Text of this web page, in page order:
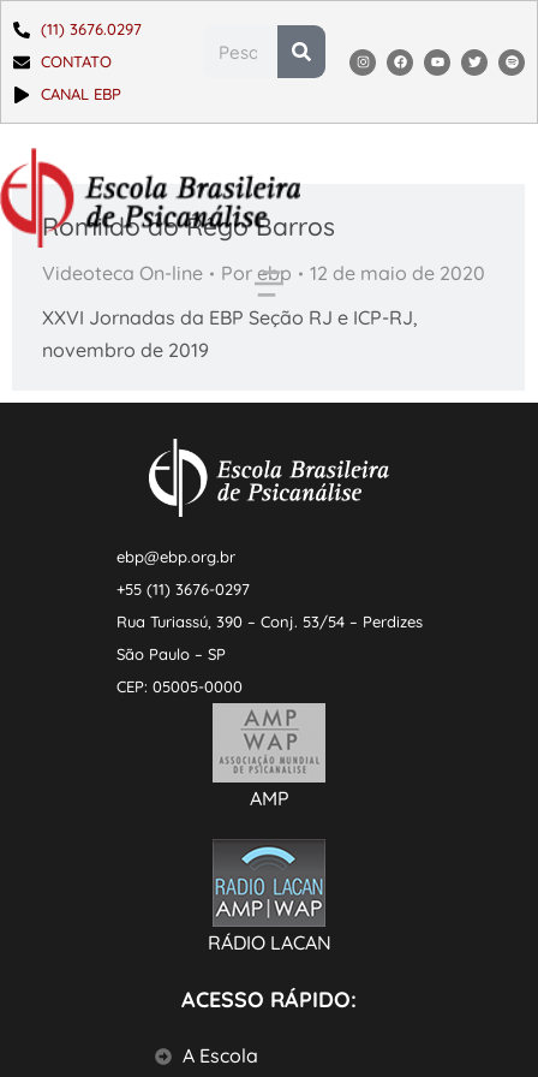
(11) 3676.0297
CONTATO
CANAL EBP
Romildo do Rêgo Barros
Videoteca On-line Por ebp
12 de maio de 2020
XXVI Jornadas da EBP Seção RJ e ICP-RJ,
novembro de 2019
ebp@ebp.org.br
+55 (11) 3676-0297
Rua Turiassú, 390 – Conj. 53/54 – Perdizes
São Paulo – SP
CEP: 05005-0000
AMP
RÁDIO LACAN
ACESSO RÁPIDO:
A Escola